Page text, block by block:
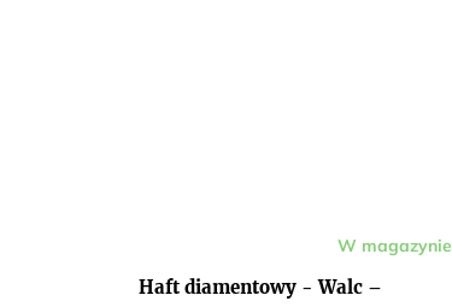
Haft diamentowy - Walc –
W magazynie